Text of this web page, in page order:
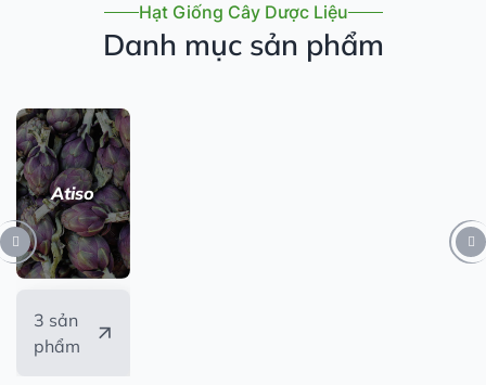
Hạt Giống Cây Dược Liệu
Danh mục sản phẩm
Atiso
3 sản
phẩm